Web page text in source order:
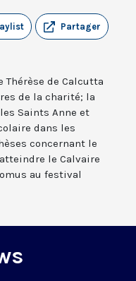
Partager
Thérèse de Calcutta
de la charité; la
Saints Anne et
dans les
concernant le
le Calvaire
au festival